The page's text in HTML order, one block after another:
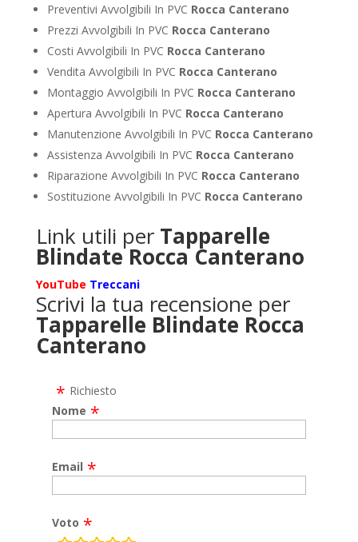
Preventivi Avvolgibili In PVC Rocca Canterano
Prezzi Avvolgibili In PVC Rocca Canterano
Costi Avvolgibili In PVC Rocca Canterano
Vendita Avvolgibili In PVC Rocca Canterano
Montaggio Avvolgibili In PVC Rocca Canterano
Apertura Avvolgibili In PVC Rocca Canterano
Manutenzione Avvolgibili In PVC Rocca Canterano
Assistenza Avvolgibili In PVC Rocca Canterano
Riparazione Avvolgibili In PVC Rocca Canterano
Sostituzione Avvolgibili In PVC Rocca Canterano
Link utili per Tapparelle
Blindate Rocca Canterano
YouTube Treccani
Scrivi la tua recensione per
Tapparelle Blindate Rocca
Canterano
Richiesto
Nome
Email
Voto